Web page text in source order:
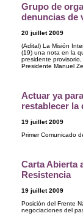
Grupo de
denuncias de
20 juillet 2009
(Adital) La Misión
(19) una nota en la
presidente
Presidente Manuel
Actuar ya
restablecer la
19 juillet 2009
Primer Comunicado
Carta Abierta
Resistencia
19 juillet 2009
Posición del Frente
negociaciones del